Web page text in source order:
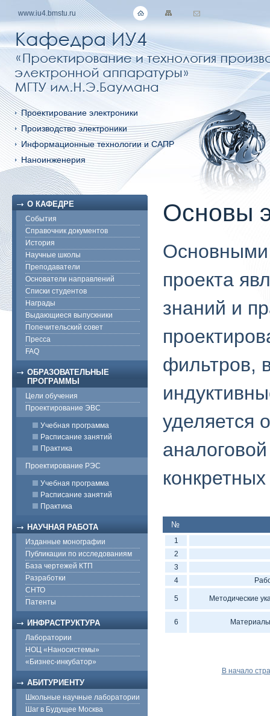
www.iu4.bmstu.ru
Проектирование электроники
Производство электроники
Информационные технологии и САПР
Наноинженерия
О КАФЕДРЕ
События
Справочник документов
История
Научные школы
Преподаватели
Основатели направлений
Списки студентов
Награды
Выдающиеся выпускники
Попечительский совет
Пресса
FAQ
ОБРАЗОВАТЕЛЬНЫЕ
ПРОГРАММЫ
Цели обучения
Проектирование ЭВС
Учебная программа
Расписание занятий
Практика
Проектирование РЭС
Учебная программа
Расписание занятий
Практика
НАУЧНАЯ РАБОТА
Изданные монографии
Публикации по исследованиям
База чертежей КТП
Разработки
СНТО
Патенты
ИНФРАСТРУКТУРА
Лаборатории
НОЦ «Наносистемы»
«Бизнес-инкубатор»
АБИТУРИЕНТУ
Школьные научные лаборатории
Шаг в Будущее Москва
Основы
Основными
проекта
знаний и
фильтров,
уделяется
№
1
2
3
4
5 Методические
6
В начало